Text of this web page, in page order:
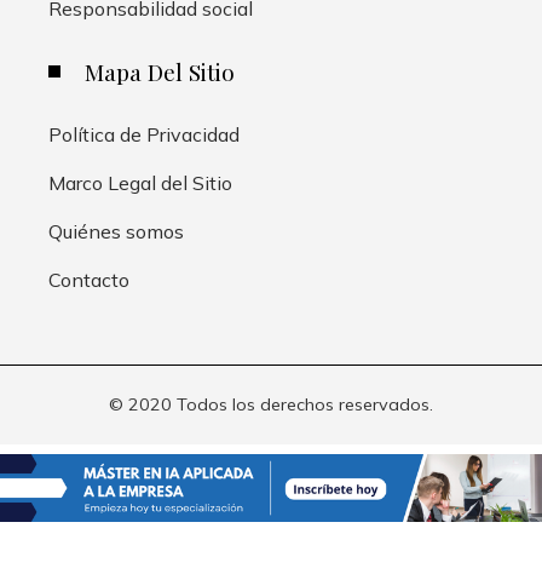
Responsabilidad social
Mapa Del Sitio
Política de Privacidad
Marco Legal del Sitio
Quiénes somos
Contacto
© 2020 Todos los derechos reservados.